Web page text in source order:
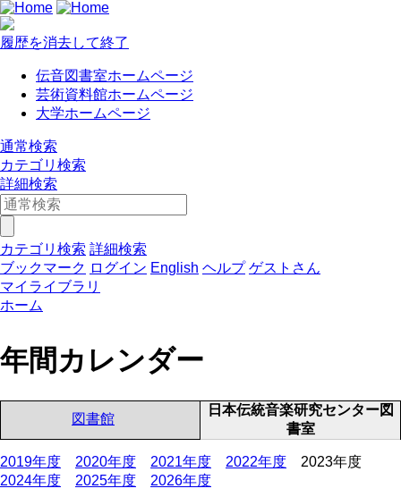
履歴を消去して終了
伝音図書室ホームページ
芸術資料館ホームページ
大学ホームページ
通常検索
カテゴリ検索
詳細検索
カテゴリ検索 詳細検索
ブックマーク ログイン English ヘルプ ゲストさん
マイライブラリ
ホーム
年間カレンダー
図書館
日本伝統音楽研究センター図
書室
2019年度 2020年度 2021年度 2022年度
2023年度
2024年度
2025年度 2026年度